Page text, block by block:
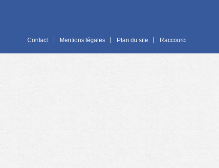
Contact Mentions légales Plan du site Raccourci